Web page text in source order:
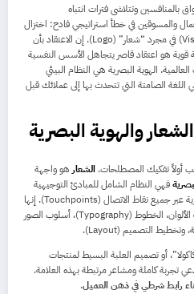
بالمنافسين وتتلاشى فترات انتباه
والمسوقين في خطأ استراتيجي فادح: اختزال
مفهوم “الهوية البصرية” (Visual Identity) في مجرد “شعار” (Logo). إن الاعتقاد بأن
قوية هو اعتقاد قاصر يتجاهل الأسس النفسية
الهوية البصرية هي النظام البيئي
اللغة الصامتة التي تتحدث بها إلى عملائك قبل
والهوية البصرية
أولاً تفكيك المصطلحات. الشعار هو واجهة
فهي النظام الشامل للمبادئ التوجيهية
البصرية التي تضمن اتساق العلامة التجارية عبر جميع نقاط الاتصال (Touchpoints). إنها
تشمل الشعار، ولكنها تتجاوزه لتضم لوحة الألوان، الخطوط (Typography)، أسلوب الصور
أو تصميم العلبة البسيط لمنتجات
تجربة كاملة ومشاعر مرتبطة بهذه العلامة.
رابط شرطي في ذهن العميل.